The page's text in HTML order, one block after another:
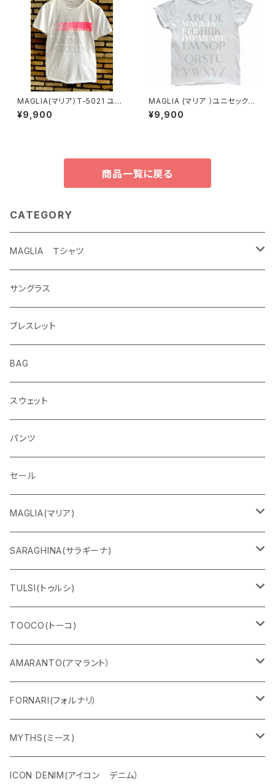
MAGLIA(マリア）T-5021 ユニ
セックスWプリントＴシャツ BU
ONA FORTUNA ネオンピンク
¥9,900
MAGLIA (マリア ）ユニセックス
Ｔシャツ Ｔ-7004
¥9,900
商品一覧に戻る
CATEGORY
MAGLIA Ｔシャツ
ETERNAL
サングラス
ブレスレット
BAG
スウェット
パンツ
セール
MAGLIA(マリア)
Ｔシャツ
スウェット
ロングＴシャツ
パンツ
フーディー
ZIPパーカー
ハーフスリーブ
SARAGHINA(サラギーナ)
サングラス
メガネフレーム
マスク
TULSI(トゥルシ)
ブレスレット
リング
ベルト
バック
TOOCO(トーコ)
シャルパベスト
水着
カーディガン
シャツ
AMARANTO(アマラント）
セーター
カーディガン
コート
FORNARI(フォルナリ）
リバーシブルバッグ
ストール
MYTHS(ミース)
パンツ
ICON DENIM(アイコン デニム）